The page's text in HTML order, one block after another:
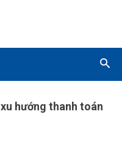
hướng thanh toán